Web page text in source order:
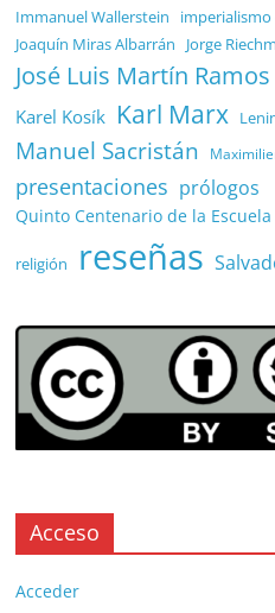
Immanuel Wallerstein imperialismo
Joaquín Miras Albarrán Jorge
José Luis Martín Ramos
Karel Kosík Karl Marx
Manuel Sacristán
presentaciones prólogos
Quinto Centenario de la
religión reseñas
Acceso
Acceder